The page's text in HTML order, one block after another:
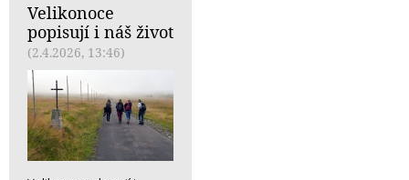
Velikonoce
popisují i náš život
(2.4.2026, 13:46)